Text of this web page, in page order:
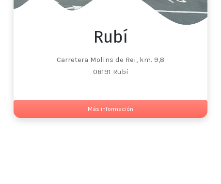
Rubí
Carretera Molins de Rei, km. 9,8
08191 Rubí
Más información